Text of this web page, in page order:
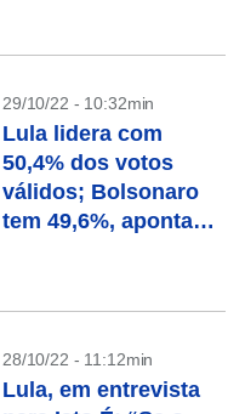
29/10/22 - 10:32min
Lula lidera com
50,4% dos votos
válidos; Bolsonaro
tem 49,6%, aponta
28/10/22 - 11:12min
Lula, em entrevista